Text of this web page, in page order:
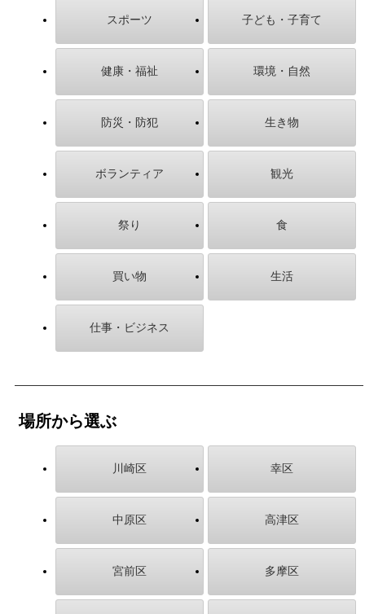
スポーツ 子ども・子育て
健康・福祉 環境・自然
防災・防犯 生き物
ボランティア 観光
祭り 食
買い物 生活
仕事・ビジネス
場所から選ぶ
川崎区 幸区
中原区 高津区
宮前区 多摩区